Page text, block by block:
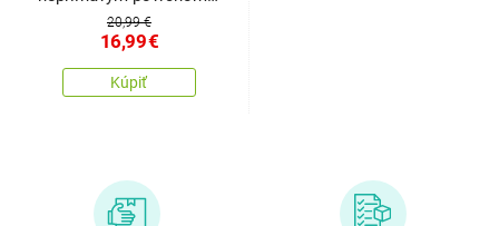
Granite s vekom, 42 x 29
20,99 €
16,99€
Kúpiť